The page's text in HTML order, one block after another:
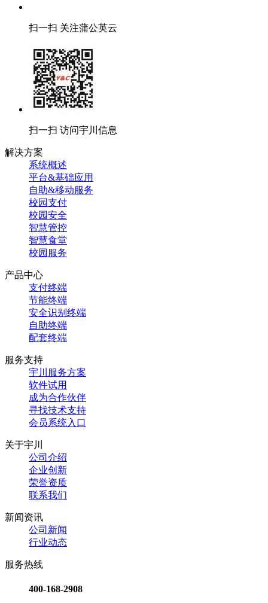
扫一扫 关注蒲公英云
扫一扫 访问宇川信息
解决方案
系统概述
平台&基础应用
自助&移动服务
校园支付
校园安全
智慧管控
智慧食堂
校园服务
产品中心
支付终端
节能终端
安全识别终端
自助终端
配套终端
服务支持
宇川服务方案
软件试用
成为合作伙伴
寻找技术支持
会员系统入口
关于宇川
公司介绍
企业创新
荣誉资质
联系我们
新闻资讯
公司新闻
行业动态
服务热线
400-168-2908